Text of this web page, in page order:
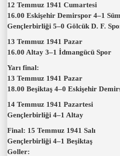
12 Temmuz 1941 Cumartesi
16.00 Eskişehir Demirspor 4–1
Gençlerbirliği 5–0 Gölcük D. F.
13 Temmuz 1941 Pazar
16.00 Altay 3–1 İdmangücü Spor
Yarı final:
13 Temmuz 1941 Pazar
18.00 Beşiktaş 4–0 Eskişehir
14 Temmuz 1941 Pazartesi
Gençlerbirliği 4–1 Altay
Final: 15 Temmuz 1941 Salı
Gençlerbirliği 4–1 Beşiktaş
Goller: